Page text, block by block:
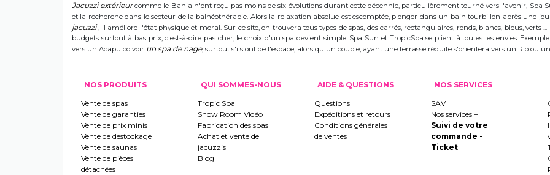
Jacuzzi extérieurcomme le Bahia n'ont reçu pas moins de six évolutions durant cette décennie, particulièrement tourné vers l'avenir, Spa
et la recherche dans le secteur de la balnéothérapie. Alors la relaxation absolue est escomptée, plonger dans un bain tourbillon après une
jacuzzi, il améliore l'état physique et moral. Sur ce site, on trouvera tous types de spas, des carrés, rectangulaires, ronds, blancs, bleus, verts
budgets surtout à bas prix, c'est-à-dire pas cher, le choix d'un spa devient simple. Spa Sun et TropicSpa se plient à toutes les envies.
vers un Acapulco voir un spa de nage, surtout s'ils ont de l'espace, alors qu'un couple, ayant une terrasse réduite s'orientera vers un Rio ou
NOS PRODUITS
Vente de spas
Vente de garanties
Vente de prix minis
Vente de destockage
Vente de saunas
Vente de pièces
détachées
QUI SOMMES-NOUS
Tropic Spa
Show Room Vidéo
Fabrication des spas
Achat et vente de
jacuzzis
Blog
AIDE & QUESTIONS
Questions
Expéditions et retours
Conditions générales
de ventes
NOS SERVICES
SAV
Nos services +
Suivi de votre
commande -
Ticket